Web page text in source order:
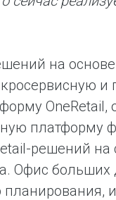
на
и
платформу
решений
Офис